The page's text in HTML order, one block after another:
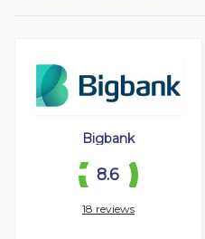
Bigbank
8.6
18 reviews